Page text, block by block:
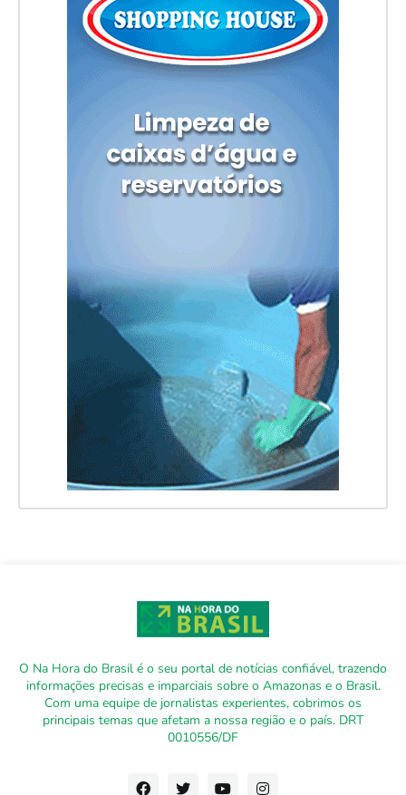
O Na Hora do Brasil é o seu portal de notícias confiável, trazendo
informações precisas e imparciais sobre o Amazonas e o Brasil.
Com uma equipe de jornalistas experientes, cobrimos os
principais temas que afetam a nossa região e o país. DRT
0010556/DF